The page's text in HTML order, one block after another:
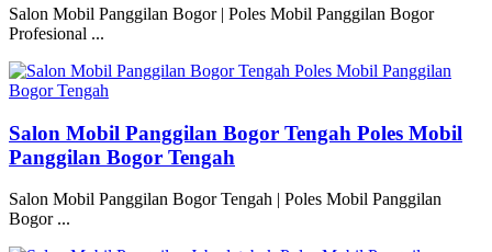
Salon Mobil Panggilan Bogor | Poles Mobil Panggilan Bogor
Profesional ...
Salon Mobil Panggilan Bogor Tengah Poles Mobil
Panggilan Bogor Tengah
Salon Mobil Panggilan Bogor Tengah | Poles Mobil Panggilan
Bogor ...